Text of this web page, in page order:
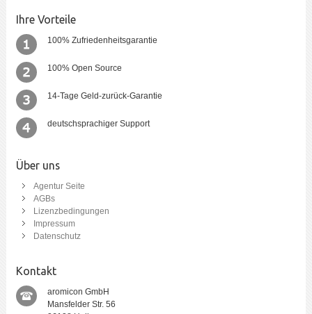
Ihre Vorteile
100% Zufriedenheitsgarantie
100% Open Source
14-Tage Geld-zurück-Garantie
deutschsprachiger Support
Über uns
Agentur Seite
AGBs
Lizenzbedingungen
Impressum
Datenschutz
Kontakt
aromicon GmbH
Mansfelder Str. 56